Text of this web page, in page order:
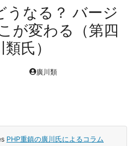
うなる？ バージ
が変わる（第四
氏）
廣川類
PHP重鎮の廣川氏によるコラム